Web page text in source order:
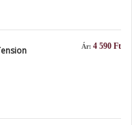
Ár: 4 590 Ft